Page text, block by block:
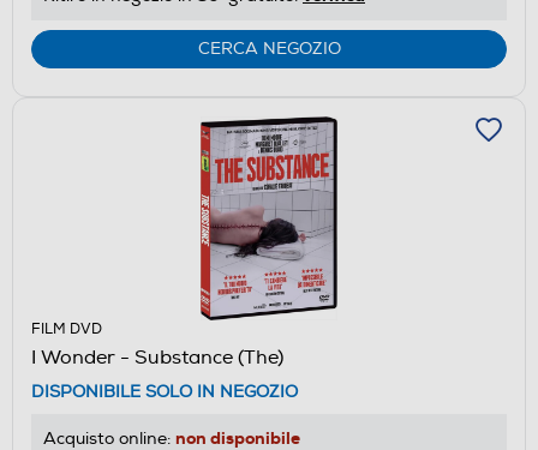
CERCA NEGOZIO
FILM DVD
I Wonder - Substance (The)
DISPONIBILE SOLO IN NEGOZIO
Acquisto online: non disponibile